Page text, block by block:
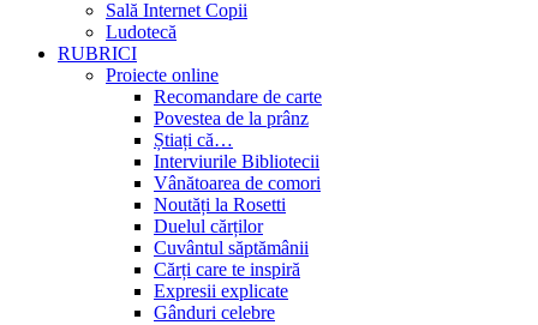
Sală Internet Copii
Ludotecă
RUBRICI
Proiecte online
Recomandare de carte
Povestea de la prânz
Știați că…
Interviurile Bibliotecii
Vânătoarea de comori
Noutăți la Rosetti
Duelul cărților
Cuvântul săptămânii
Cărți care te inspiră
Expresii explicate
Gânduri celebre